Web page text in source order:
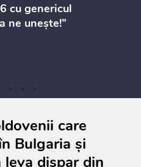
cu genericul
ne unește!”
care
Bulgaria și
dispar din